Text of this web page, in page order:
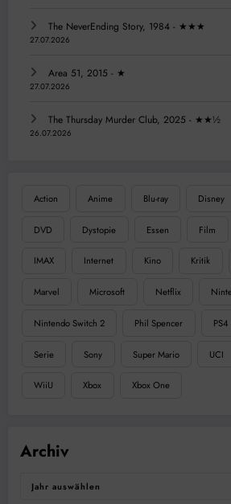
The NeverEnding Story, 1984 - ★★★
27.07.2026
Area 51, 2015 - ★
27.07.2026
The Thursday Murder Club, 2025 - ★★½
26.07.2026
Action Anime Blu-ray Disney
DVD Dystopie Essen Film
IMAX Internet Kino Kritik
Marvel Microsoft Netflix
Nintendo Switch 2 Phil Spencer PS4
Serie Sony Super Mario UCI
WiiU Xbox Xbox One